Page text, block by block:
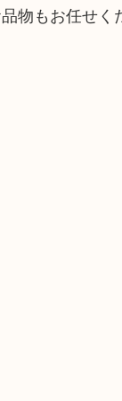
物もお任せく